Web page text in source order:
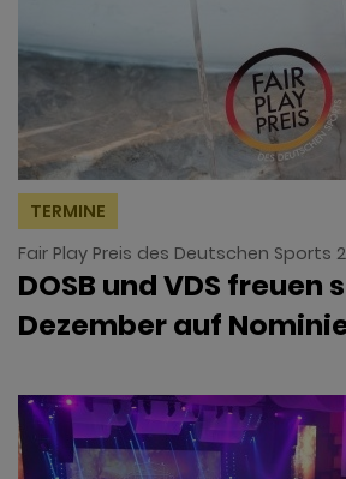
TERMINE
Fair Play Preis des Deutschen Sports
DOSB und VDS freuen
Dezember auf